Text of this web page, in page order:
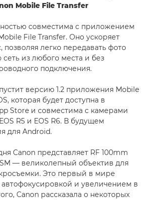
Mobile File Transfer
совместима с приложением
File Transfer. Оно ускоряет
позволяя легко передавать фото
из любого места и без
подключения.
версию 1.2 приложения Mobile
которая будет доступна в
Store и совместима с камерами
R5 и EOS R6. В будущем
для Android.
Canon представляет RF 100mm
— великолепный объектив для
Это первый в мире
и увеличением в
Canon рассказала о некоторых